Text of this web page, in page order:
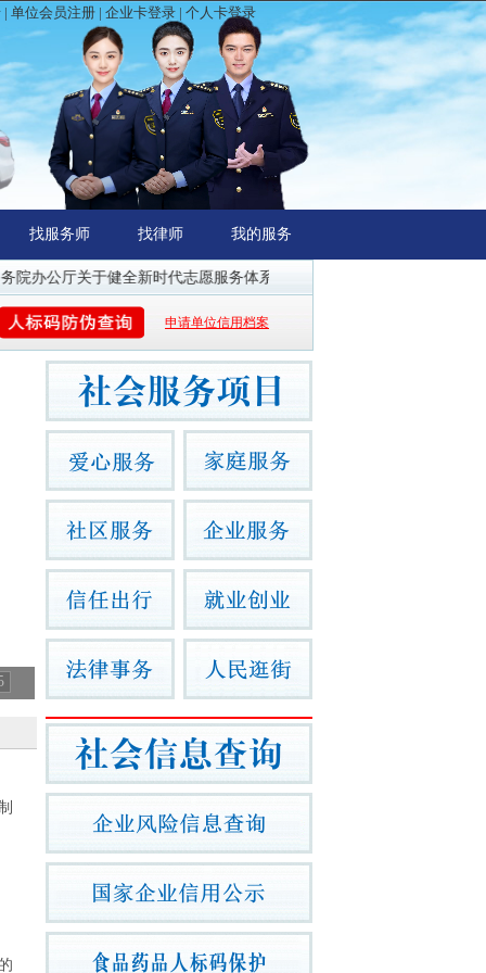
| 单位会员注册 | 企业卡登录 | 个人卡登录
找服务师 找律师 我的服务
公厅关于健全新时代志愿服务体系的意见
申请单位信用档案